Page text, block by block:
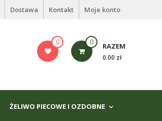
Dostawa Kontakt Moje konto
0 0 RAZEM
0.00 zł
ŻELIWO PIECOWE I OZDOBNE